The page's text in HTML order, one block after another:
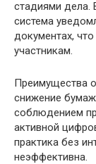
стадиями дела.
система
документах,
участникам.
Преимущества
снижение
соблюдением
активной
практика без
неэффективна.